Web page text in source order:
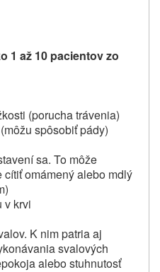
1 až 10 pacientov zo
(porucha trávenia)
spôsobiť pády)
sa. To môže
omámený alebo mdlý
v krvi
K nim patria aj
svalových
alebo stuhnutosť